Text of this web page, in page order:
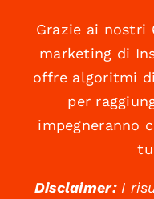
Grazie ai nostri
marketing di
offre algoritmi
per
impegneranno
Disclaimer:I